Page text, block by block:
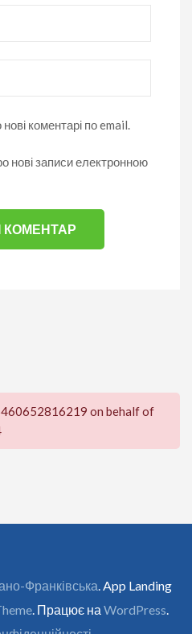
коментарі по email.
нові записи електронною
on behalf of
Франківська . App Landing
. Працює на WordPress